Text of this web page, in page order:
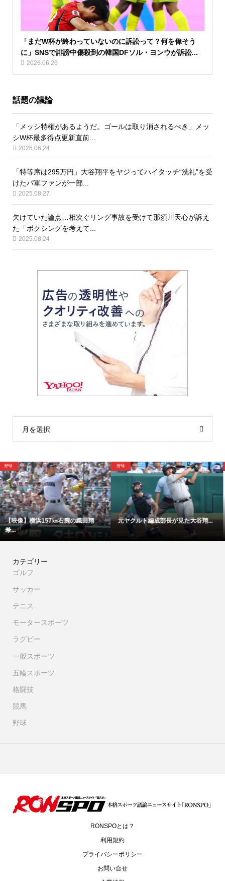
「まだW杯が終わっていないのに訴訟って？何を偉そう
に」SNSで誹謗中傷殺到の韓国DFソル・ヨンウが訴訟...
2026.06.26
話題の議論
「メッシ特権があるようだ。ゴールは取り消されるべき」メッ
シW杯最多得点更新直前...
2026.06.24
「特等席は295万円」大谷翔平をヤジってハイタッチ“洗礼”を受
けたパ軍ファンが一部...
2025.08.27
欠けていた論点…相次ぐリング事故を受けて那須川天心が訴え
た「ボクシングを考えて...
2025.08.24
月を選択
格闘技
「成長？ない。練習量が少ないん...
野球
【映像】これが甲子園をどよめか
カテゴリー
ゴルフ
サッカー
テニス
モータースポーツ
ラグビー
一般スポーツ
五輪スポーツ
格闘技
競馬
野球
RONSPOとは？
利用規約
プライバシーポリシー
お問い合せ